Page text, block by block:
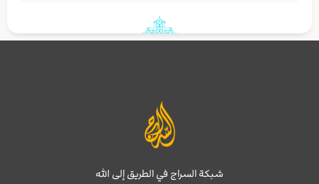
شبكة السراج في الطريق إلى الله